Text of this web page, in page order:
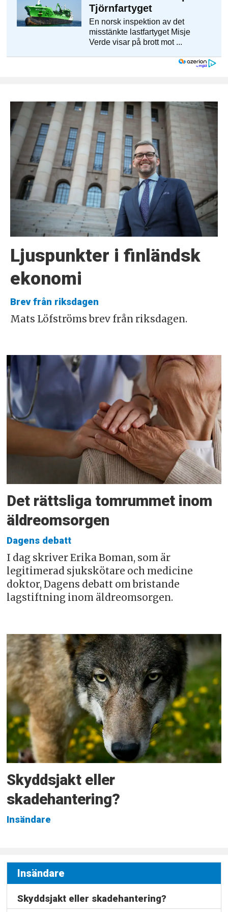
Ljuspunkter i finländsk
ekonomi
Brev från riksdagen
Mats Löfströms brev från riksdagen.
Det rättsliga tomrummet inom
äldreomsorgen
Dagens debatt
I dag skriver Erika Boman, som är
legitimerad sjukskötare och medicine
doktor, Dagens debatt om bristande
lagstiftning inom äldreomsorgen.
Skyddsjakt eller
skadehantering?
Insändare
Insändare
Skyddsjakt eller skadehantering?